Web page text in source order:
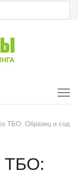
ТБО: Образец и
ТБО: